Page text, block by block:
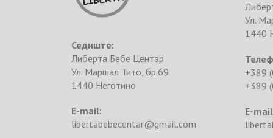
Седиште:
Либерта Бебе Центар
Ул. Маршал Тито, бр.69
1440 Неготино
E-mail:
libertabebecentar@gmail.com
Ул.
1440
+389
+389
E-